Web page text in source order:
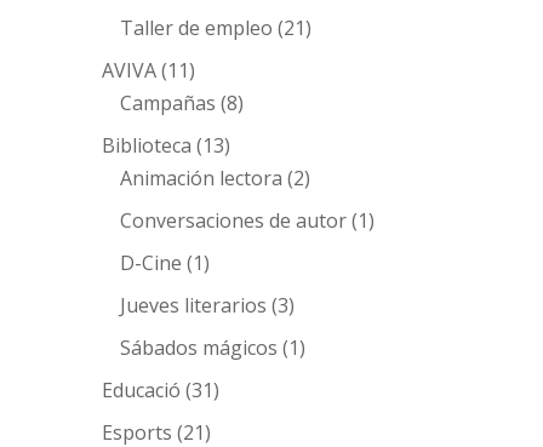
Taller de empleo (21)
AVIVA(11)
Campañas (8)
Biblioteca (13)
Animación lectora (2)
Conversaciones de autor(1)
D-Cine (1)
Jueves literarios (3)
Sábados mágicos (1)
Educació (31)
Esports (21)